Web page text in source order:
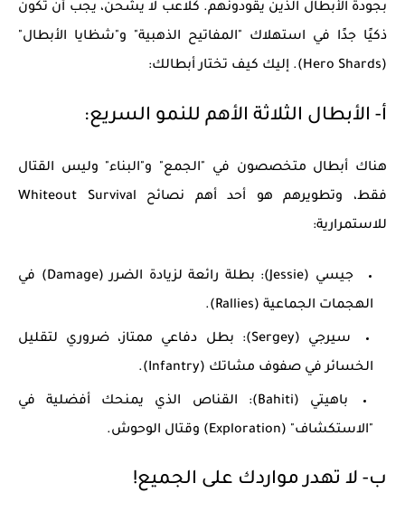
بجودة الأبطال الذين يقودونهم. كلاعب لا يشحن، يجب أن تكون
ذكيًا جدًا في استهلاك "المفاتيح الذهبية" و"شظايا الأبطال"
(Hero Shards). إليك كيف تختار أبطالك:
أ- الأبطال الثلاثة الأهم للنمو السريع:
هناك أبطال متخصصون في "الجمع" و"البناء" وليس القتال
فقط، وتطويرهم هو أحد أهم نصائح Whiteout Survival
للاستمرارية:
جيسي (Jessie):
بطلة رائعة لزيادة الضرر (Damage) في
الهجمات الجماعية (Rallies).
سيرجي (Sergey):
بطل دفاعي ممتاز، ضروري لتقليل
الخسائر في صفوف مشاتك (Infantry).
باهيتي (Bahiti):
القناص الذي يمنحك أفضلية في
"الاستكشاف" (Exploration) وقتال الوحوش.
ب- لا تهدر مواردك على الجميع!